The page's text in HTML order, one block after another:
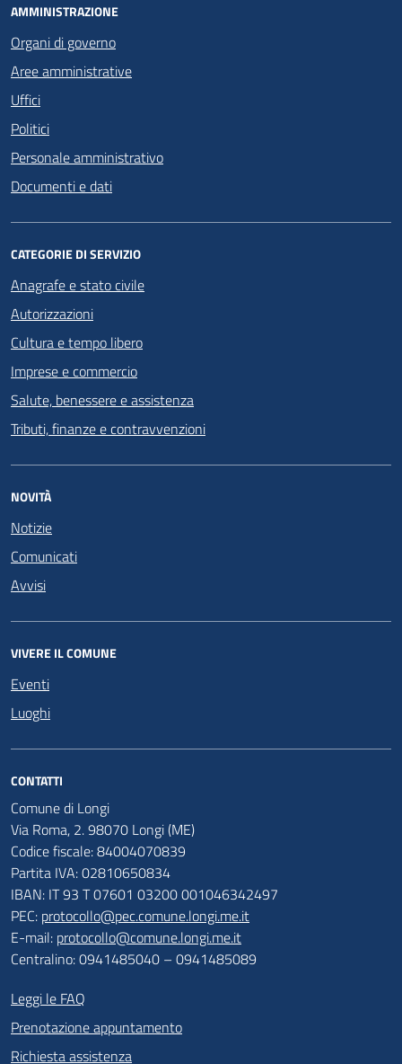
AMMINISTRAZIONE
Organi di governo
Aree amministrative
Uffici
Politici
Personale amministrativo
Documenti e dati
CATEGORIE DI SERVIZIO
Anagrafe e stato civile
Autorizzazioni
Cultura e tempo libero
Imprese e commercio
Salute, benessere e assistenza
Tributi, finanze e contravvenzioni
NOVITÀ
Notizie
Comunicati
Avvisi
VIVERE IL COMUNE
Eventi
Luoghi
CONTATTI
Comune di Longi
Via Roma, 2. 98070 Longi (ME)
Codice fiscale: 84004070839
Partita IVA: 02810650834
IBAN: IT 93 T 07601 03200 001046342497
PEC: protocollo@pec.comune.longi.me.it
E-mail: protocollo@comune.longi.me.it
Centralino: 0941485040 – 0941485089
Leggi le FAQ
Prenotazione appuntamento
Richiesta assistenza